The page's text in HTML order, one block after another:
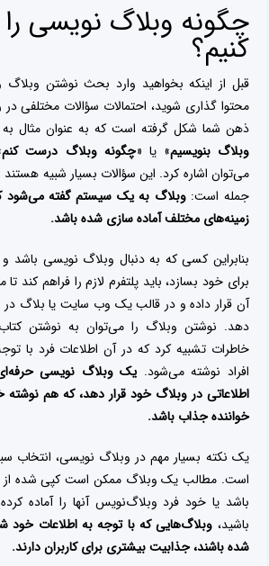
چگونه وبلاگ نویسی
کنیم؟
قبل از اینکه بخواهید وارد بحث نوشتن وبلاگ
محتوا گذاری شوید، احتمالات سؤالات مختلفی
ذهن شما شکل گرفته است که به عنوان مثال به
وبلاگ بنویسیم» یا «چگونه وبلاگ درست کنم
می‌توان اشاره کرد. این سؤالات بسیار شبیه
جمله است:وبلاگ به یک سیستم گفته می‌شود
زمینه‌های مختلف آماده سازی شده باشد.
بنابراین کسی که به دنبال وبلاگ نویسی باشد
برای خود بسازد، باید پلتفرم لازم را فراهم کند
آن قرار داده و در قالب یک وب سایت یا بلاگ در
دهد. نوشتن وبلاگ را می‌توان به نوشتن
خاطرات تشبیه کرد که در آن اطلاعات فرد با
افراد نوشته می‌شود. یک وبلاگ نویسی
اطلاعاتی در وبلاگ خود قرار دهد، که هم
خواننده جذاب باشد.
یک نکته بسیار مهم در وبلاگ نویسی، انتخاب
است. مطالب یک وبلاگ ممکن است کپی شده از
باشد یا خود فرد وبلاگ‌نویس آنها را آماده
باشید، وبلاگ‌هایی که با توجه به اطلاعات
شده باشند، جذابیت بیشتری برای کاربران دارند.